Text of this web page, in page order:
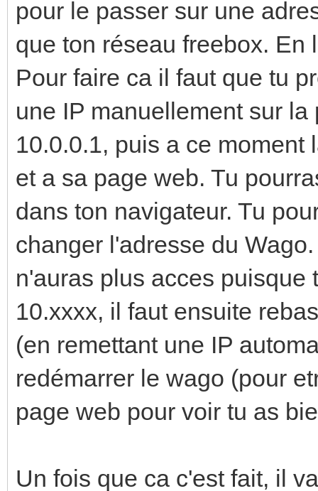
pour le passer sur une
que ton réseau freebox. En
Pour faire ca il faut que tu
une IP manuellement sur
10.0.0.1, puis a ce moment
et a sa page web. Tu
dans ton navigateur. Tu
changer l'adresse du
n'auras plus acces
10.xxxx, il faut ensuite
(en remettant une IP
redémarrer le wago (pour
page web pour voir tu as
Un fois que ca c'est fait, il